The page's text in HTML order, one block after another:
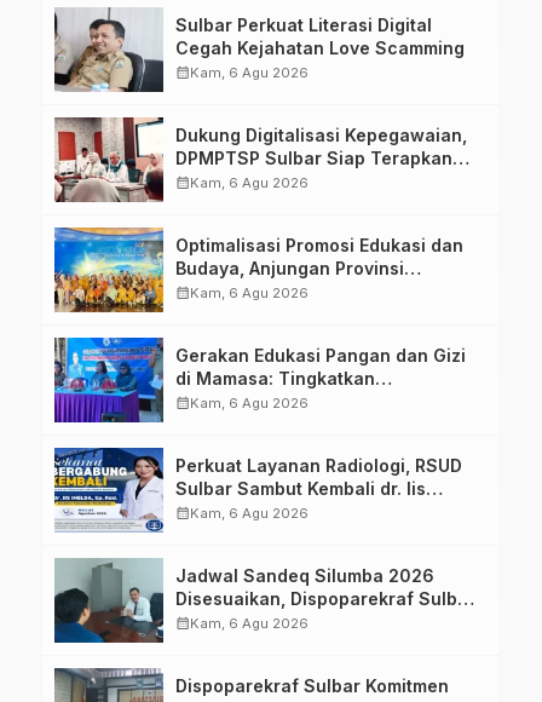
Sulbar Perkuat Literasi Digital
Cegah Kejahatan Love Scamming
calendar_monthKam, 6 Agu 2026
Dukung Digitalisasi Kepegawaian,
DPMPTSP Sulbar Siap Terapkan
Aplikasi FLEKSI ASN
calendar_monthKam, 6 Agu 2026
Optimalisasi Promosi Edukasi dan
Budaya, Anjungan Provinsi
Sulawesi Barat Perkuat Kolaborasi
calendar_monthKam, 6 Agu 2026
Gerakan Edukasi Pangan dan Gizi
di Mamasa: Tingkatkan
Pengetahuan dan Keterampilan
calendar_monthKam, 6 Agu 2026
Perkuat Layanan Radiologi, RSUD
Sulbar Sambut Kembali dr. Iis
Imelda, Sp.Rad
calendar_monthKam, 6 Agu 2026
Jadwal Sandeq Silumba 2026
Disesuaikan, Dispoparekraf Sulbar
Pastikan Persiapan Tetap
calendar_monthKam, 6 Agu 2026
Dispoparekraf Sulbar Komitmen